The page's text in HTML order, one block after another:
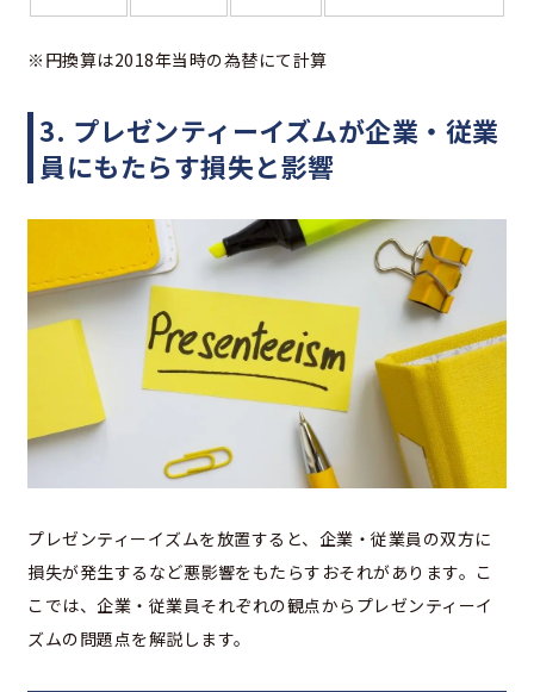
※円換算は2018年当時の為替にて計算
3. プレゼンティーイズムが企業・従業
員にもたらす損失と影響
プレゼンティーイズムを放置すると、企業・従業員の双方に
損失が発生するなど悪影響をもたらすおそれがあります。こ
こでは、企業・従業員それぞれの観点からプレゼンティーイ
ズムの問題点を解説します。